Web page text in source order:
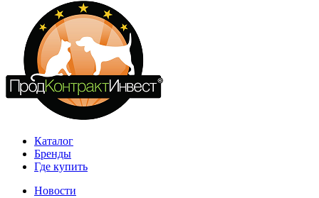
Каталог
Бренды
Где купить
Новости